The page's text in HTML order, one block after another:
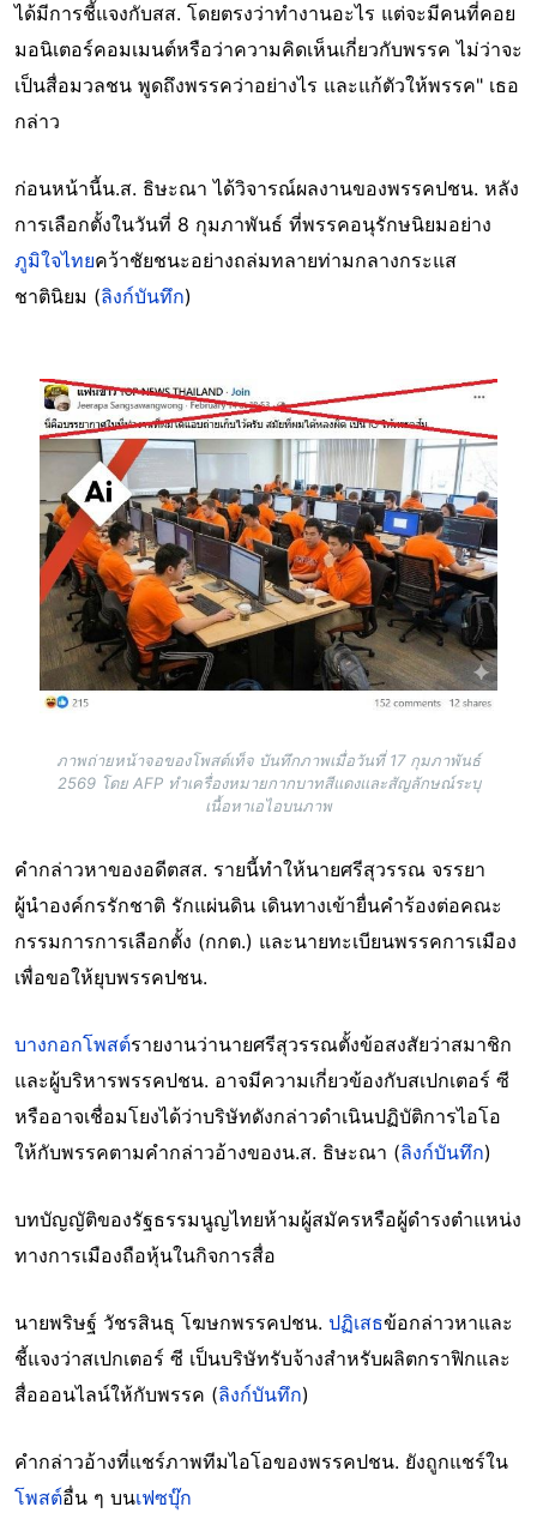
ได้มีการชี้แจงกับสส. โดยตรงว่าทำงานอะไร แต่จะมีคนที่คอย
มอนิเตอร์คอมเมนต์หรือว่าความคิดเห็นเกี่ยวกับพรรค ไม่ว่าจะ
เป็นสื่อมวลชน พูดถึงพรรคว่าอย่างไร และแก้ตัวให้พรรค" เธอ
กล่าว
ก่อนหน้านี้น.ส. ธิษะณา ได้วิจารณ์ผลงานของพรรคปชน. หลัง
การเลือกตั้งในวันที่ 8 กุมภาพันธ์ ที่พรรคอนุรักษนิยมอย่าง
ภูมิใจไทยคว้าชัยชนะอย่างถล่มทลายท่ามกลางกระแส
ชาตินิยม (ลิงก์บันทึก)
Image
ภาพถ่ายหน้าจอของโพสต์เท็จ บันทึกภาพเมื่อวันที่ 17 กุมภาพันธ์
2569 โดย AFP ทำเครื่องหมายกากบาทสีแดงและสัญลักษณ์ระบุ
เนื้อหาเอไอบนภาพ
คำกล่าวหาของอดีตสส. รายนี้ทำให้นายศรีสุวรรณ จรรยา
ผู้นำองค์กรรักชาติ รักแผ่นดิน เดินทางเข้ายื่นคำร้องต่อคณะ
กรรมการการเลือกตั้ง (กกต.) และนายทะเบียนพรรคการเมือง
เพื่อขอให้ยุบพรรคปชน.
บางกอกโพสต์รายงานว่านายศรีสุวรรณตั้งข้อสงสัยว่าสมาชิก
และผู้บริหารพรรคปชน. อาจมีความเกี่ยวข้องกับสเปกเตอร์ ซี
หรืออาจเชื่อมโยงได้ว่าบริษัทดังกล่าวดำเนินปฏิบัติการไอโอ
ให้กับพรรคตามคำกล่าวอ้างของน.ส. ธิษะณา (ลิงก์บันทึก)
บทบัญญัติของรัฐธรรมนูญไทยห้ามผู้สมัครหรือผู้ดำรงตำแหน่ง
ทางการเมืองถือหุ้นในกิจการสื่อ
นายพริษฐ์ วัชรสินธุ โฆษกพรรคปชน. ปฏิเสธข้อกล่าวหาและ
ชี้แจงว่าสเปกเตอร์ ซี เป็นบริษัทรับจ้างสำหรับผลิตกราฟิกและ
สื่อออนไลน์ให้กับพรรค (ลิงก์บันทึก)
คำกล่าวอ้างที่แชร์ภาพทีมไอโอของพรรคปชน. ยังถูกแชร์ใน
โพสต์อื่น ๆ บนเฟซบุ๊ก